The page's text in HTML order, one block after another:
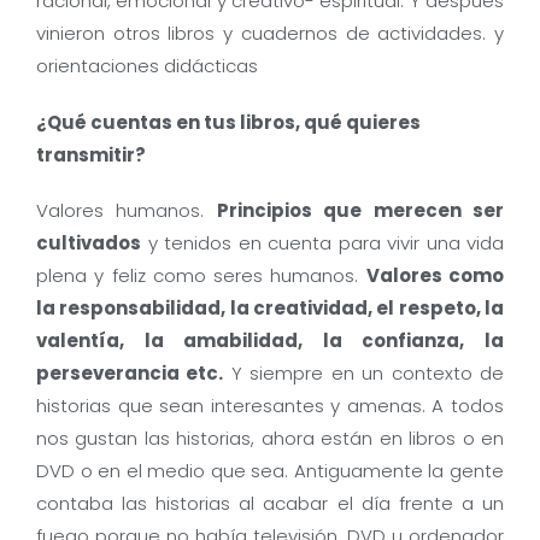
vinieron otros libros y cuadernos de actividades. y
orientaciones didácticas
¿Qué cuentas en tus libros, qué quieres
transmitir?
Valores humanos. Principios que merecen ser
cultivados y tenidos en cuenta para vivir una vida
plena y feliz como seres humanos. Valores como
la responsabilidad, la creatividad, el respeto, la
valentía, la amabilidad, la confianza, la
perseverancia etc. Y siempre en un contexto de
historias que sean interesantes y amenas. A todos
nos gustan las historias, ahora están en libros o en
DVD o en el medio que sea. Antiguamente la gente
contaba las historias al acabar el día frente a un